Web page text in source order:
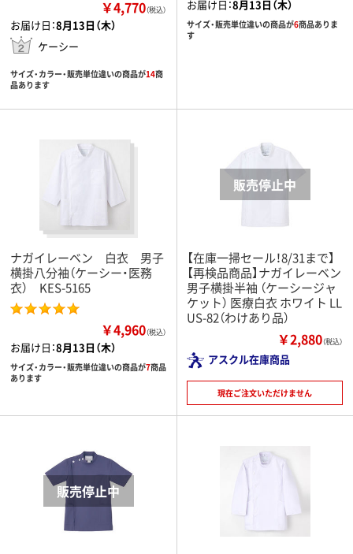
￥4,770（税込）
お届け日：8月13日（木）
ケーシー
サイズ・カラー・販売単位違いの商品が14商
品あります
お届け日：8月13日（木）
サイズ・販売単位違いの商品が6商品ありま
す
ナガイレーベン 白衣 男子
横掛八分袖（ケーシー・医務
衣） KES-5165
￥4,960（税込）
お届け日：8月13日（木）
サイズ・カラー・販売単位違いの商品が7商品
あります
【在庫一掃セール！8/31まで】
【再検品商品】ナガイレーベン
男子横掛半袖 （ケーシージャ
ケット） 医療白衣 ホワイト LL
US-82（わけあり品）
￥2,880（税込）
アスクル在庫商品
現在ご注文いただけません